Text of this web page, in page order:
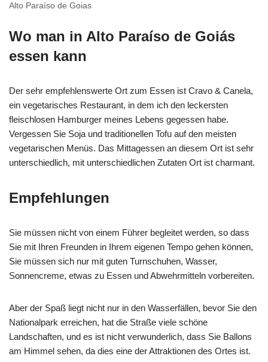
Alto Paraíso de Goias
Wo man in Alto Paraíso de Goiás
essen kann
Der sehr empfehlenswerte Ort zum Essen ist Cravo & Canela,
ein vegetarisches Restaurant, in dem ich den leckersten
fleischlosen Hamburger meines Lebens gegessen habe.
Vergessen Sie Soja und traditionellen Tofu auf den meisten
vegetarischen Menüs. Das Mittagessen an diesem Ort ist sehr
unterschiedlich, mit unterschiedlichen Zutaten Ort ist charmant.
Empfehlungen
Sie müssen nicht von einem Führer begleitet werden, so dass
Sie mit Ihren Freunden in Ihrem eigenen Tempo gehen können,
Sie müssen sich nur mit guten Turnschuhen, Wasser,
Sonnencreme, etwas zu Essen und Abwehrmitteln vorbereiten.
Aber der Spaß liegt nicht nur in den Wasserfällen, bevor Sie den
Nationalpark erreichen, hat die Straße viele schöne
Landschaften, und es ist nicht verwunderlich, dass Sie Ballons
am Himmel sehen, da dies eine der Attraktionen des Ortes ist.